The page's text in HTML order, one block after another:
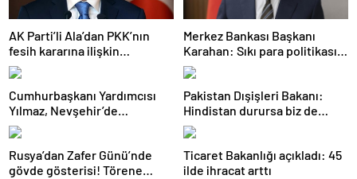
AK Parti’li Ala’dan PKK’nın
fesih kararına ilişkin
açıklama: Pazarlık söz konusu
değildir
Merkez Bankası Başkanı
Karahan: Sıkı para politikası
duruşumuz sürecek
Cumhurbaşkanı Yardımcısı
Yılmaz, Nevşehir’de
temaslarda bulundu! ‘Hiç
kimsenin tereddütü olmasın’
Pakistan Dışişleri Bakanı:
Hindistan durursa biz de
duracağız
Rusya’dan Zafer Günü’nde
gövde gösterisi! Törene
Ticaret Bakanlığı açıkladı: 45
ilde ihracat arttı